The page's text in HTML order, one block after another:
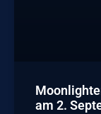
am 2.